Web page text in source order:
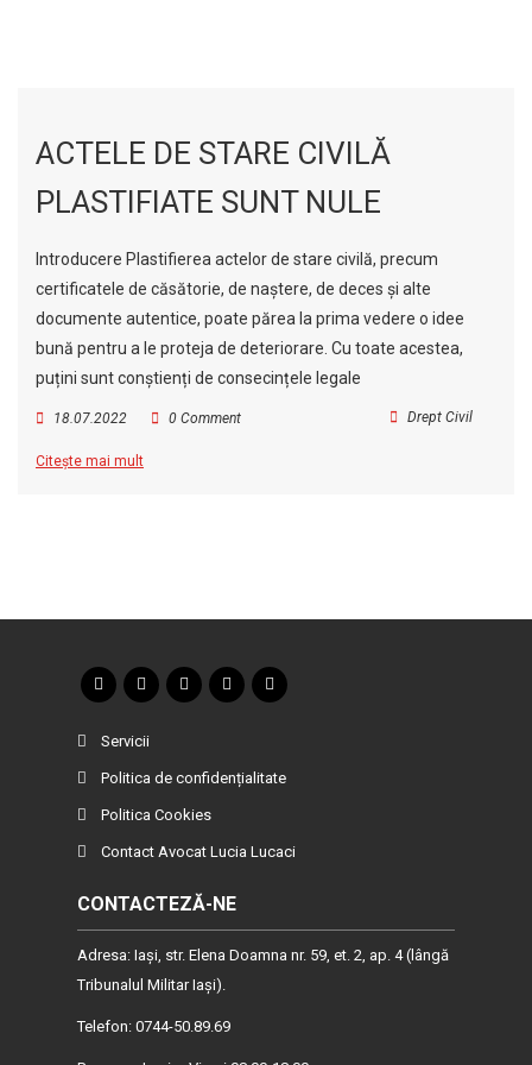
ACTELE DE STARE CIVILĂ
PLASTIFIATE SUNT NULE
Introducere Plastifierea actelor de stare civilă, precum
certificatele de căsătorie, de naștere, de deces și alte
documente autentice, poate părea la prima vedere o idee
bună pentru a le proteja de deteriorare. Cu toate acestea,
puțini sunt conștienți de consecințele legale
18.07.2022 Drept Civil
0 Comment
Citește mai mult
Servicii
Politica de confidențialitate
Politica Cookies
Contact Avocat Lucia Lucaci
CONTACTEZĂ-NE
Adresa: Iaşi, str. Elena Doamna nr. 59, et. 2, ap. 4 (lângă
Tribunalul Militar Iaşi).
Telefon: 0744-50.89.69